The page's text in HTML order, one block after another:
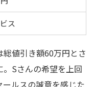
ス
値引き額60万円とさ
Sさんの希望を上回